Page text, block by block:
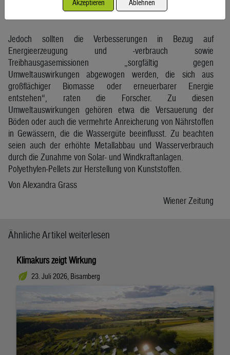
mehr Investitionen in dem Bereich gesetzt werden.
Jedoch sollten die Verbesserungen in Bezug auf
Energieerzeugung und -verbrauch sowie
Treibhausgasemissionen „sorgfältig gegen
Umweltauswirkungen abgewogen werden, die sich aus
großflächiger Biomasse oder erneuerbarer Energie
entstehen“, raten die Forscher. Zu diesen
Umweltauswirkungen gehören etwa die Versauerung der
Böden oder auch die vermehrte Anreicherung von Nährstoffen
in Gewässern, die die Wassergüte beeinflusst. Zu beachten
seien auch der erhöhte Metallabbau und Wasserverbrauch
durch die Zunahme von Solar- und Windkraftanlagen.
Polyethylen-Pellets zur Herstellung von Kunststoffen.
Von Alexandra Grass
Wiener Zeitung
Ähnliche Artikel weiterlesen
Klimakurs zeigt Wirkung
23. Juli 2026, Bisamberg
Akzeptieren Ablehnen